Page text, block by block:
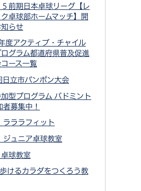
５前期日本卓球リーグ【レ
卓球部ホームマッチ】開
らせ
度アクティブ・チャイル
ログラム都道府県普及促進
ース一覧
日立市パンポン大会
型プログラム バドミント
者募集中！
ラララフィット
ジュニア卓球教室
球教室
けるカラダをつくろう教